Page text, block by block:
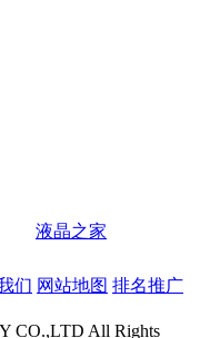
液晶之家
们 网站地图 排名推广
CO.,LTD All Rights